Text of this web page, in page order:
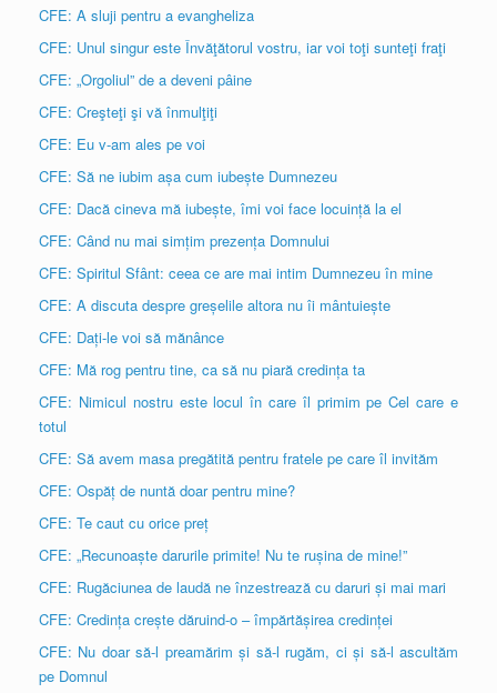
CFE: A sluji pentru a evangheliza
CFE: Unul singur este Învăţătorul vostru, iar voi toţi sunteţi fraţi
CFE: „Orgoliul” de a deveni pâine
CFE: Creşteţi şi vă înmulţiţi
CFE: Eu v-am ales pe voi
CFE: Să ne iubim așa cum iubește Dumnezeu
CFE: Dacă cineva mă iubește, îmi voi face locuință la el
CFE: Când nu mai simțim prezența Domnului
CFE: Spiritul Sfânt: ceea ce are mai intim Dumnezeu în mine
CFE: A discuta despre greșelile altora nu îi mântuiește
CFE: Dați-le voi să mănânce
CFE: Mă rog pentru tine, ca să nu piară credința ta
CFE: Nimicul nostru este locul în care îl primim pe Cel care e
totul
CFE: Să avem masa pregătită pentru fratele pe care îl invităm
CFE: Ospăț de nuntă doar pentru mine?
CFE: Te caut cu orice preț
CFE: „Recunoaște darurile primite! Nu te rușina de mine!”
CFE: Rugăciunea de laudă ne înzestrează cu daruri și mai mari
CFE: Credința crește dăruind-o – împărtășirea credinței
CFE: Nu doar să-l preamărim și să-l rugăm, ci și să-l ascultăm
pe Domnul